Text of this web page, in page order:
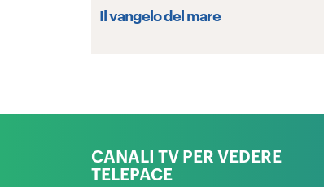
Il vangelo del mare
CANALI TV PER VEDERE
TELEPACE